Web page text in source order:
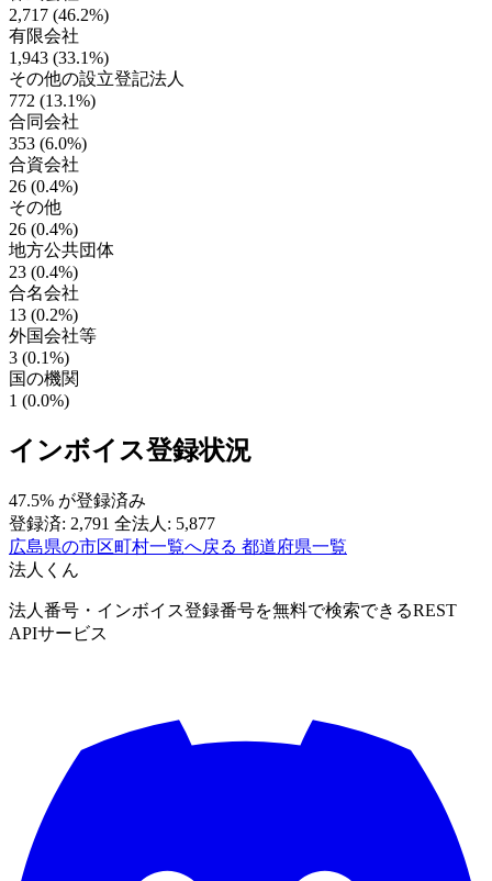
2,717 (46.2%)
有限会社
1,943 (33.1%)
その他の設立登記法人
772 (13.1%)
合同会社
353 (6.0%)
合資会社
26 (0.4%)
その他
26 (0.4%)
地方公共団体
23 (0.4%)
合名会社
13 (0.2%)
外国会社等
3 (0.1%)
国の機関
1 (0.0%)
インボイス登録状況
47.5% が登録済み
登録済: 2,791 全法人: 5,877
広島県の市区町村一覧へ戻る 都道府県一覧
法人くん
法人番号・インボイス登録番号を無料で検索できるREST
APIサービス